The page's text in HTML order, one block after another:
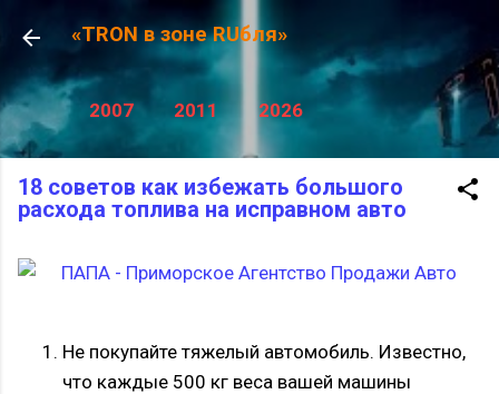
К основному контенту
«TRON в зоне RUбля»
2007 2011 2026
18 советов как избежать большого
расхода топлива на исправном авто
Не покупайте тяжелый автомобиль. Известно,
что каждые 500 кг веса вашей машины